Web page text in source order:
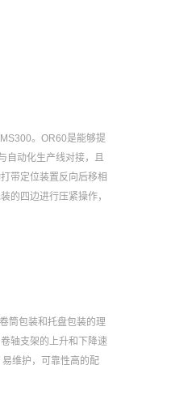
。OR60是能够提
自动化生产线对接，且
带定位装置反向后移相
的四边进行压紧操作，
筒包装和托盘包装的理
轴支架的上升和下降速
维护，可靠性高的配